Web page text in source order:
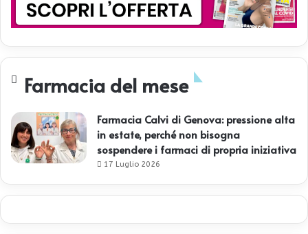
Farmacia del mese
Farmacia Calvi di Genova: pressione alta
in estate, perché non bisogna
sospendere i farmaci di propria iniziativa
17 Luglio 2026